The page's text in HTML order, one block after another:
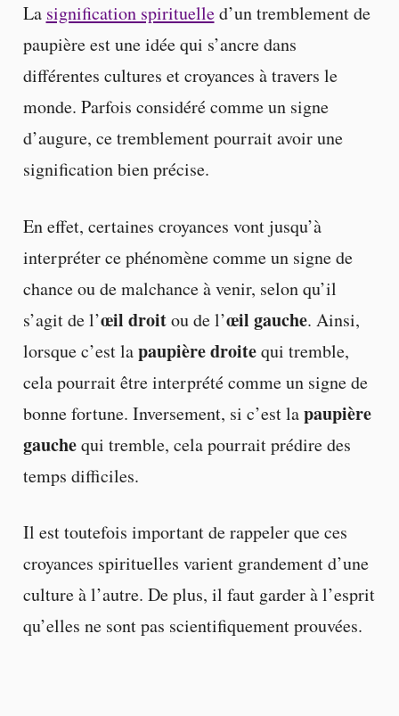
La signification spirituelled’un tremblement de
paupière est une idée qui s’ancre dans
différentes cultures et croyances à travers le
monde. Parfois considéré comme un signe
d’augure, ce tremblement pourrait avoir une
signification bien précise.
En effet, certaines croyances vont jusqu’à
interpréter ce phénomène comme un signe de
chance ou de malchance à venir, selon qu’il
s’agit de l’œil droitou de l’œil gauche. Ainsi,
lorsque c’est lapaupière droitequi tremble,
cela pourrait être interprété comme un signe de
bonne fortune. Inversement, si c’est lapaupière
gauchequi tremble, cela pourrait prédire des
temps difficiles.
Il est toutefois important de rappeler que ces
croyances spirituelles varient grandement d’une
culture à l’autre. De plus, il faut garder à l’esprit
qu’elles ne sont pas scientifiquement prouvées.